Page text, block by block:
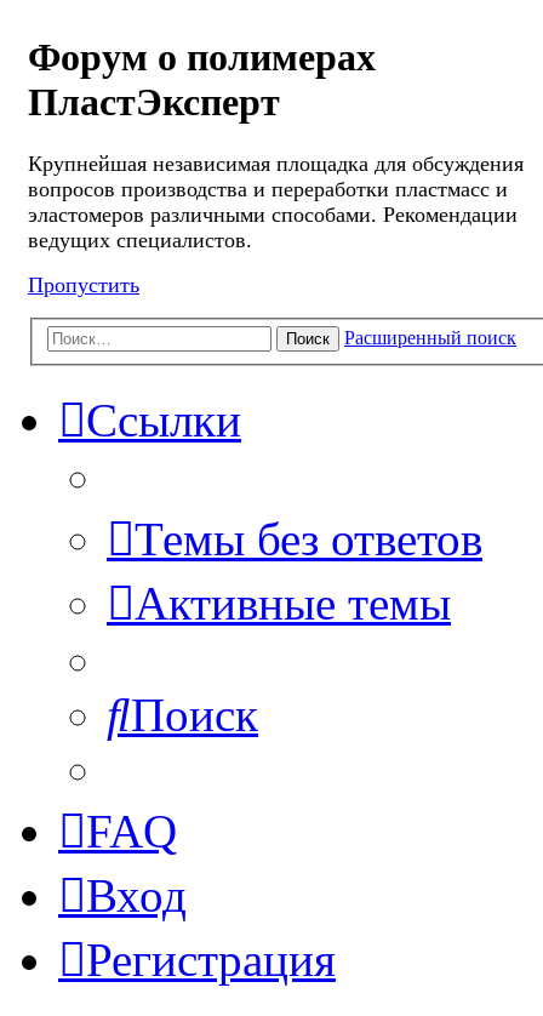
Форум о полимерах
ПластЭксперт
Крупнейшая независимая площадка для обсуждения
вопросов производства и переработки пластмасс и
эластомеров различными способами. Рекомендации
ведущих специалистов.
Пропустить
Поиск Расширенный поиск
Ссылки
Темы без ответов
Активные темы
Поиск
FAQ
Вход
Регистрация